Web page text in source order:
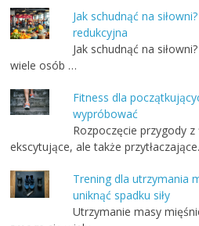
Jak schudnąć na
redukcyjna
Jak schudnąć na
wiele osób …
Fitness dla
wypróbować
Rozpoczęcie przygody
ekscytujące, ale także
Trening dla utrzymania
uniknąć spadku siły
Utrzymanie masy